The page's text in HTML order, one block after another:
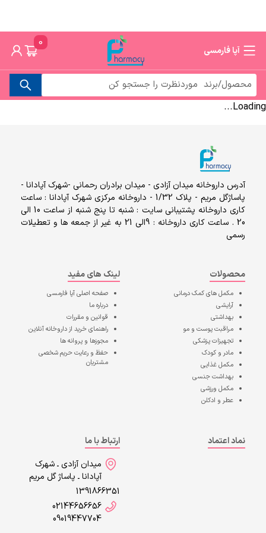
آپا فارمسی
0
Loading...
آدرس داروخانه میدان آزادی - میدان برادران رحمانی -شهرک آپادانا -
پاساژگل مریم - پلاک 1/32 - داروخانه مرکزی شهرک آپادانا : ساعت
کاری داروخانه پشتیبانی سایت : شنبه تا پنج شنبه از ساعت 10 الی
20 . ساعت کاری داروخانه : 9الی 21 به غیر از جمعه ها و تعطیلات
رسمی
محصولات
مکمل های کمک درمانی
آرایشی
بهداشتی
مراقبت پوست و مو
تجهیزات پزشکی
مادر و کودک
مکمل غذایی
بهداشت جنسی
مکمل ورزشی
عطر و ادکلن
لینک های مفید
صفحه اصلیآپا فارمسی
درباره ما
قوانین و مقررات
راهنمای خرید از داروخانه آنلاین
مجوزها و پروانه ها
حفظ و رعایت حریم شخصی
مشتریان
نماد اعتماد
ارتباط با ما
میدان آزادی ـ شهرک
آپادانا ـ پاساژ گل مریم
1391866351
02144656656
09019447704